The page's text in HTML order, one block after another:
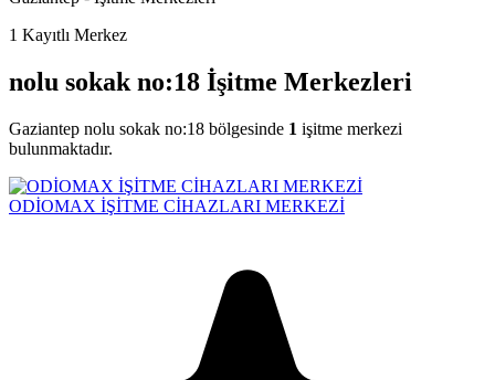
1 Kayıtlı Merkez
nolu sokak no:18 İşitme Merkezleri
Gaziantep nolu sokak no:18 bölgesinde 1 işitme merkezi
bulunmaktadır.
ODİOMAX İŞİTME CİHAZLARI MERKEZİ